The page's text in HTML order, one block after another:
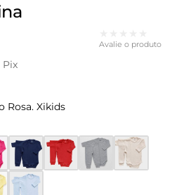
Avalie o produto
Pix
Rosa. Xikids